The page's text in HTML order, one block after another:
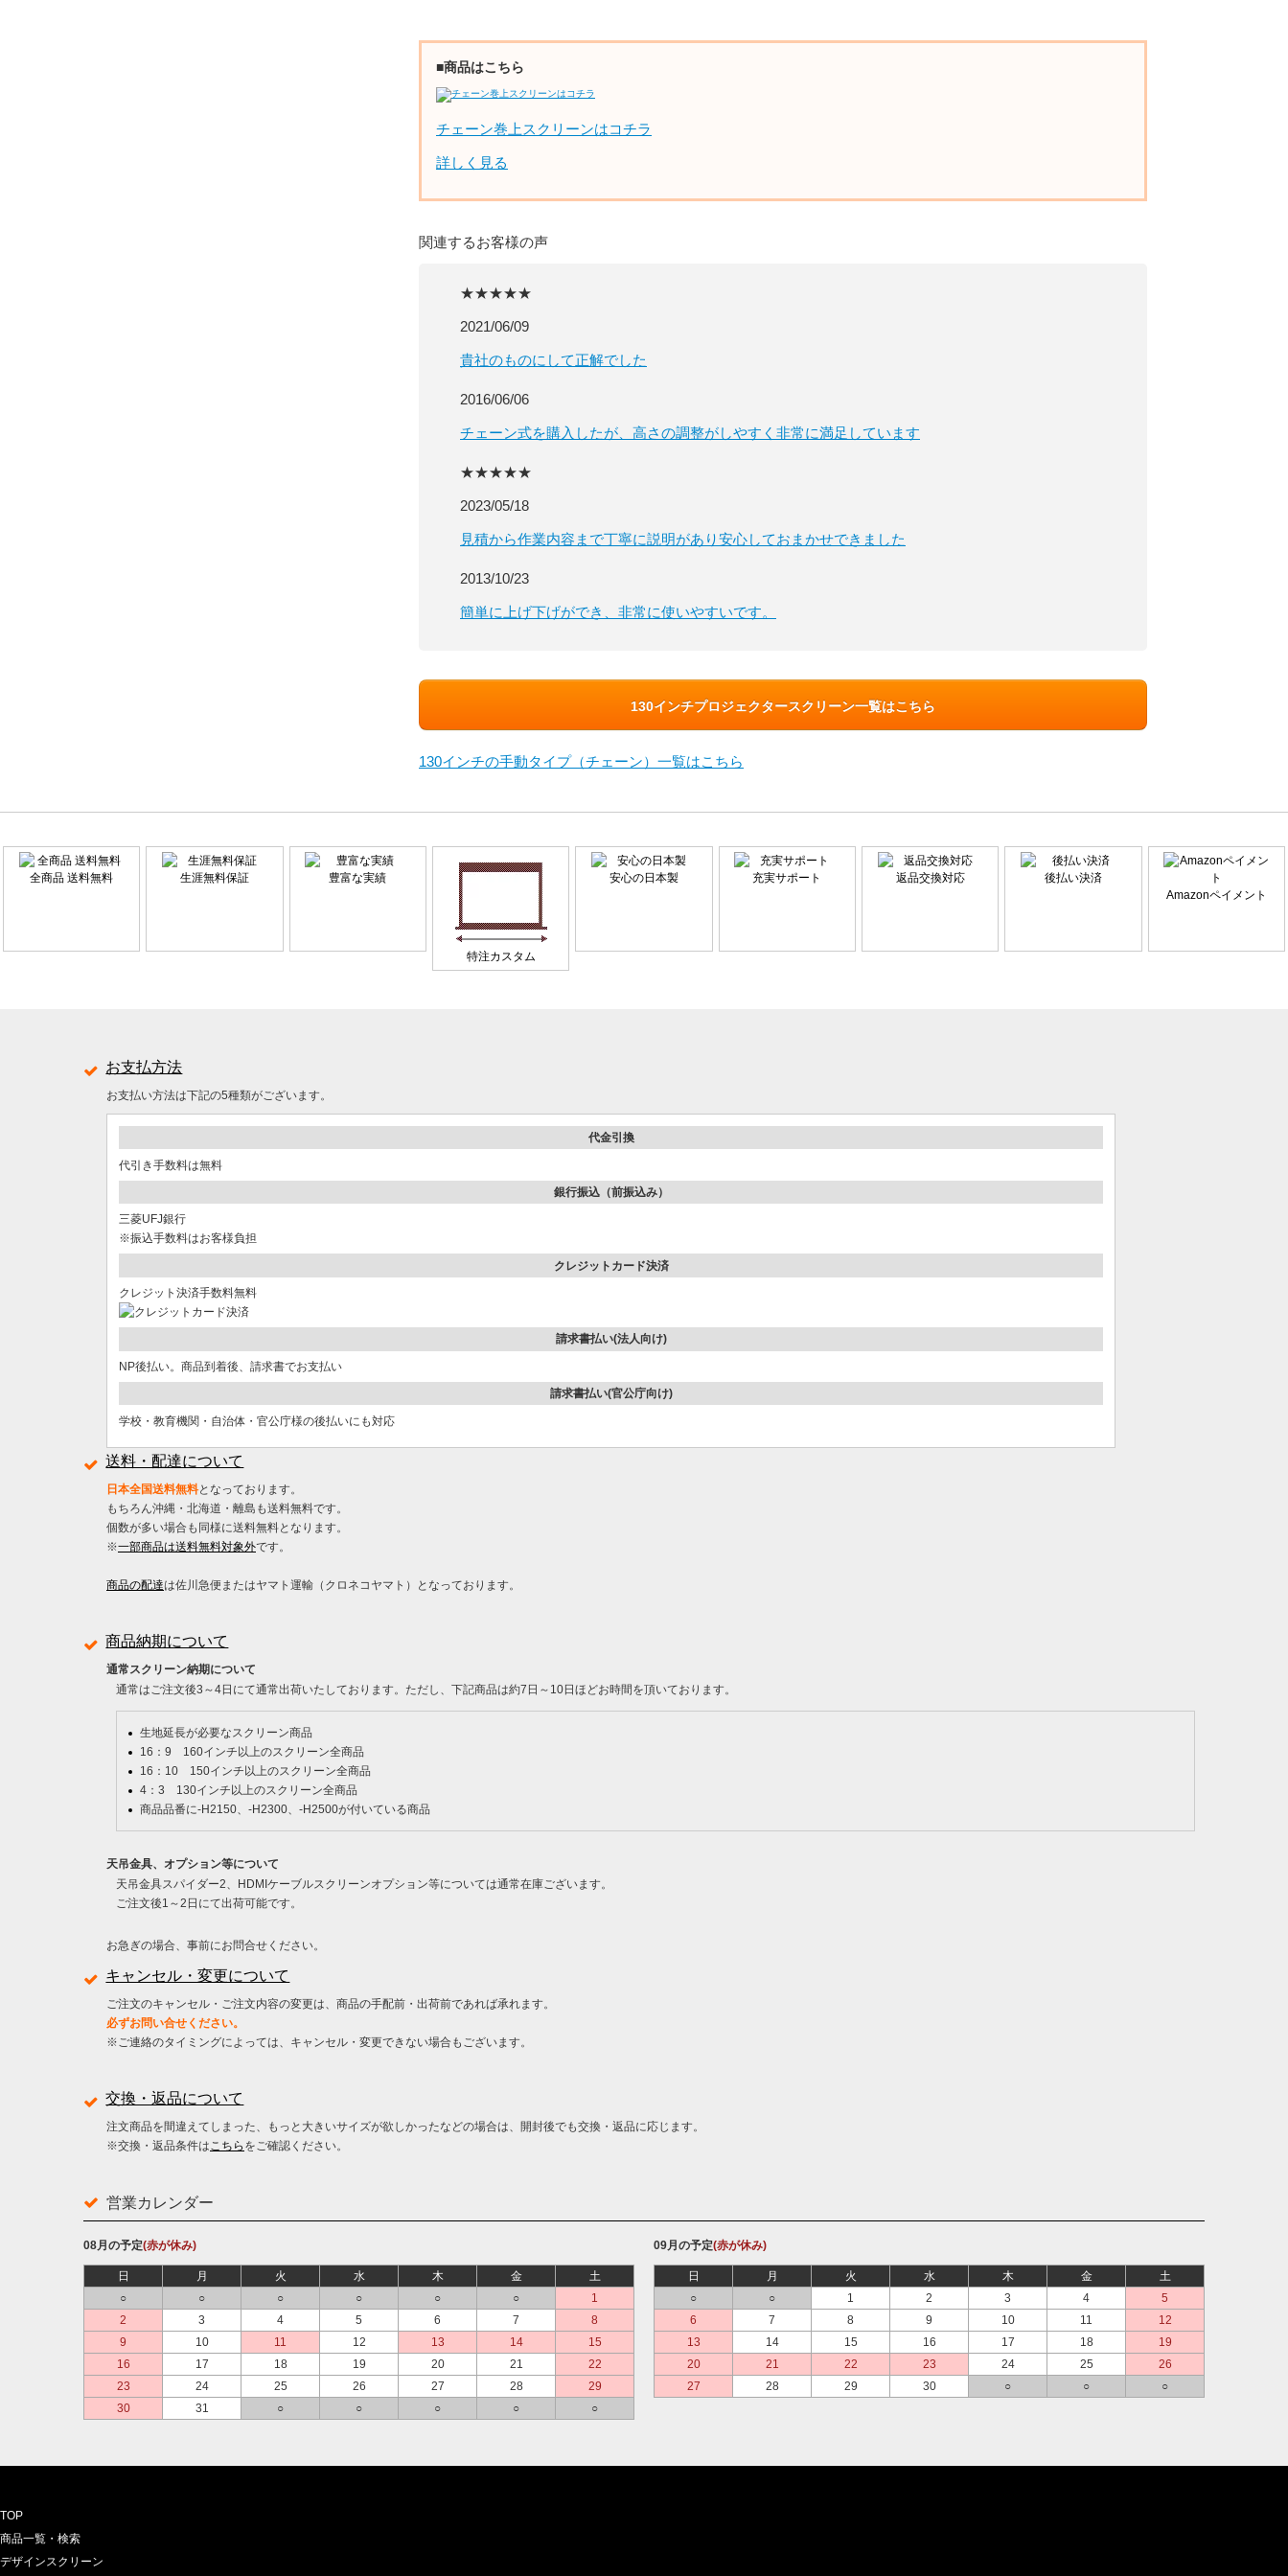
■商品はこちら
チェーン巻上スクリーンはコチラ
詳しく見る
関連するお客様の声
★★★★★
2021/06/09
貴社のものにして正解でした
2016/06/06
チェーン式を購入したが、高さの調整がしやすく非常に満足しています
★★★★★
2023/05/18
見積から作業内容まで丁寧に説明があり安心しておまかせできました
2013/10/23
簡単に上げ下げができ、非常に使いやすいです。
130インチプロジェクタースクリーン一覧はこちら
130インチの手動タイプ（チェーン）一覧はこちら
全商品 送料無料 生涯無料保証 豊富な実績
特注カスタム
安心の日本製 充実サポート 返品交換対応
後払い決済
Amazonペイメント
お支払方法
お支払い方法は下記の5種類がございます。
代金引換
代引き手数料は無料
銀行振込（前振込み）
三菱UFJ銀行
※振込手数料はお客様負担
クレジットカード決済
クレジット決済手数料無料
請求書払い(法人向け)
NP後払い。商品到着後、請求書でお支払い
請求書払い(官公庁向け)
学校・教育機関・自治体・官公庁様の後払いにも対応
送料・配達について
日本全国送料無料となっております。
もちろん沖縄・北海道・離島も送料無料です。
個数が多い場合も同様に送料無料となります。
※一部商品は送料無料対象外です。
商品の配達は佐川急便またはヤマト運輸（クロネコヤマト）となっております。
商品納期について
通常スクリーン納期について
通常はご注文後3～4日にて通常出荷いたしております。ただし、下記商品は約7日～10日ほどお時間を頂いております。
生地延長が必要なスクリーン商品
16：9 160インチ以上のスクリーン全商品
16：10 150インチ以上のスクリーン全商品
4：3 130インチ以上のスクリーン全商品
商品品番に-H2150、-H2300、-H2500が付いている商品
天吊金具、オプション等について
天吊金具スパイダー2、HDMIケーブルスクリーンオプション等については通常在庫ございます。
ご注文後1～2日にて出荷可能です。
お急ぎの場合、事前にお問合せください。
キャンセル・変更について
ご注文のキャンセル・ご注文内容の変更は、商品の手配前・出荷前であれば承れます。
必ずお問い合せください。
※ご連絡のタイミングによっては、キャンセル・変更できない場合もございます。
交換・返品について
注文商品を間違えてしまった、もっと大きいサイズが欲しかったなどの場合は、開封後でも交換・返品に応じます。
※交換・返品条件は こちら をご確認ください。
営業カレンダー
08月の予定(赤が休み)
日 月 火 水 木 金
土
○
○ ○ ○ ○ ○
1
2
3 4 5 6 7
8
9
10 11 12 13 14
15
16
17 18 19 20 21
22
23
24 25 26 27 28
29
30
31 ○ ○ ○ ○ ○
09月の予定(赤が休み)
日 月 火 水 木 金
土
○
○ 1 2 3 4
5
6
7 8 9 10 11
12
13
14 15 16 17 18
19
20
21 22 23 24 25
26
27
28 29 30 ○ ○ ○
TOP
商品一覧・検索
デザインスクリーン